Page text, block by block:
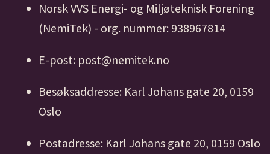
Norsk VVS Energi- og Miljøteknisk Forening
(NemiTek) - org. nummer: 938967814
E-post: post@nemitek.no
Besøksaddresse: Karl Johans gate 20, 0159
Oslo
Postadresse: Karl Johans gate 20, 0159 Oslo